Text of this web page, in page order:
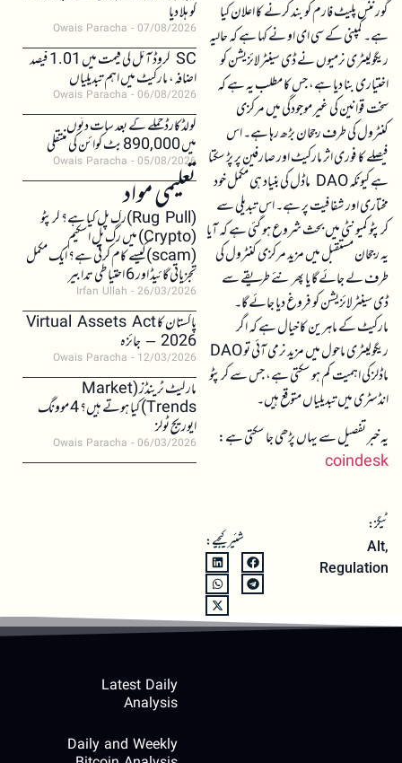
گورننس پلیٹ فارم کو بند کرنے کا اعلان کیا
ہے۔ کمپنی کے سی ای او نے کہا ہے کہ حالیہ
ریگولیٹری نرمیوں نے ڈی سینٹرلائزیشن کو
اختیاری بنا دیا ہے، جس کا مطلب یہ ہے کہ
سخت قوانین کی غیر موجودگی میں مرکزی
کنٹرول کی طرف رجحان بڑھ رہا ہے۔ اس
فیصلے کا فوری اثر مارکیٹ اور صارفین پر پڑ سکتا
ہے کیونکہ DAO ماڈل کی بنیاد ہی مکمل خود
مختاری اور شفافیت پر ہے۔ اس تبدیلی سے
کرپٹو کمیونٹی میں بحث شروع ہو گئی ہے کہ آیا
یہ رجحان مستقبل میں مزید مرکزی کنٹرول کی
طرف لے جائے گا یا پھر نئے طریقے سے
ڈی سینٹرلائزیشن کو فروغ دیا جائے گا۔
مارکیٹ کے ماہرین کا خیال ہے کہ اگر
ریگولیٹری ماحول میں مزید نرمی آئی تو DAO
ماڈلز کی اہمیت کم ہو سکتی ہے، جس سے کرپٹو
انڈسٹری میں تبدیلیاں متوقع ہیں۔
یہ خبر تفصیل سے یہاں پڑھی جا سکتی ہے:
coindesk
ٹیگز:
Alt,
Regulation
شئیر کیجیے:
کو ہلا دیا
Owais Paracha 07/08/2026
SC کروڈ آئل کی قیمت میں 1.01 فیصد
اضافہ، مارکیٹ میں اہم تبدیلیاں
Owais Paracha 06/08/2026
کولڈکارڈ حملے کے بعد سات دنوں
میں 890,000 بٹ کوائن کی منتقلی
Owais Paracha 05/08/2026
تعلیمی مواد(Rug Pull)رگ پل کیا ہے؟ کرپٹو
(Crypto) میں رگ پل اسکیم
(scam)کیسے کام کرتی ہے؟ ایک مکمل
تجزیاتی گائیڈ اور 6 احتیاطی تدابیر
Irfan Ullah 26/03/2026
پاکستان کا Virtual Assets Act
2026 – جائزہ
Owais Paracha 12/03/2026
مارکیٹ ٹرینڈز (Market
Trends) کیا ہوتے ہیں؟ 4 موونگ
ایوریج ٹولز
Owais Paracha 06/03/2026
Latest Daily
Analysis
Daily and Weekly